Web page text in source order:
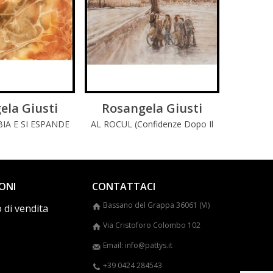
DI PIÚGiusti
E SI ESPANDE
LEGGI DI PIÚ
Rosangela Giusti
AL ROCUL (confidenze Dopo Il
vendita
CONTATTACI
Bassano del Grappa 36061 (VI)
Via Cristoforo Colombo 102
Email: info@pattys.it
+39 0424 284543